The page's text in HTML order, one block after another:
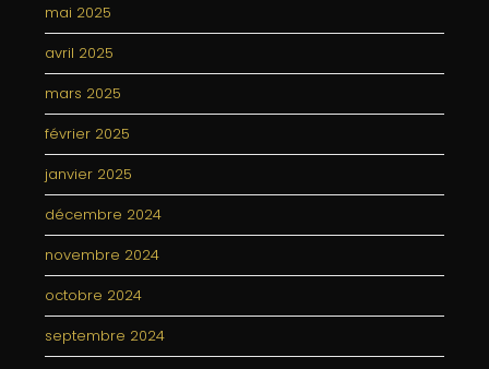
mai 2025
avril 2025
mars 2025
février 2025
janvier 2025
décembre 2024
novembre 2024
octobre 2024
septembre 2024